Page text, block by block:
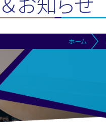
ホーム